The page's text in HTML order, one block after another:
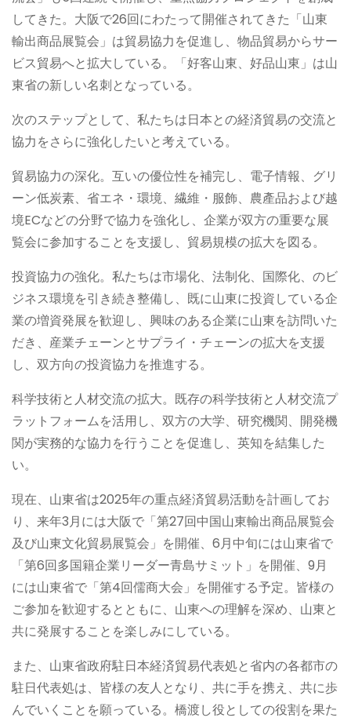
してきた。大阪で26回にわたって開催されてきた「山東
輸出商品展覧会」は貿易協力を促進し、物品貿易からサー
ビス貿易へと拡大している。「好客山東、好品山東」は山
東省の新しい名刺となっている。
次のステップとして、私たちは日本との経済貿易の交流と
協力をさらに強化したいと考えている。
貿易協力の深化。互いの優位性を補完し、電子情報、グリ
ーン低炭素、省エネ・環境、繊維・服飾、農產品および越
境ECなどの分野で協力を強化し、企業が双方の重要な展
覧会に参加することを支援し、貿易規模の拡大を図る。
投資協力の強化。私たちは市場化、法制化、国際化、のビ
ジネス環境を引き続き整備し、既に山東に投資している企
業の増資発展を歓迎し、興味のある企業に山東を訪問いた
だき、産業チェーンとサプライ・チェーンの拡大を支援
し、双方向の投資協力を推進する。
科学技術と人材交流の拡大。既存の科学技術と人材交流プ
ラットフォームを活用し、双方の大学、研究機関、開発機
関が実務的な協力を行うことを促進し、英知を結集した
い。
現在、山東省は2025年の重点経済貿易活動を計画してお
り、来年3月には大阪で「第27回中国山東輸出商品展覧会
及び山東文化貿易展覧会」を開催、6月中旬には山東省で
「第6回多国籍企業リーダー青島サミット」を開催、9月
には山東省で「第4回儒商大会」を開催する予定。皆様の
ご参加を歓迎するとともに、山東への理解を深め、山東と
共に発展することを楽しみにしている。
また、山東省政府駐日本経済貿易代表処と省内の各都市の
駐日代表処は、皆様の友人となり、共に手を携え、共に歩
んでいくことを願っている。橋渡し役としての役割を果た